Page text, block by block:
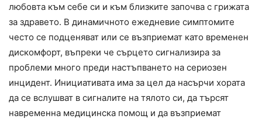
любовта към себе си и към близките започва с грижата
за здравето. В динамичното ежедневие симптомите
често се подценяват или се възприемат като временен
дискомфорт, въпреки че сърцето сигнализира за
проблеми много преди настъпването на сериозен
инцидент. Инициативата има за цел да насърчи хората
да се вслушват в сигналите на тялото си, да търсят
навременна медицинска помощ и да възприемат